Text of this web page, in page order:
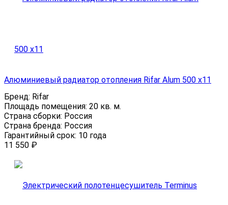
Алюминиевый радиатор отопления Rifar Alum 500 x11
Бренд: Rifar
Площадь помещения: 20 кв. м.
Страна сборки: Россия
Страна бренда: Россия
Гарантийный срок: 10 года
11 550 ₽